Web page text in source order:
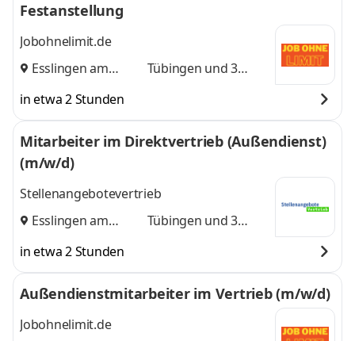
Festanstellung
Jobohnelimit.de
Esslingen am
Tübingen und 3
in etwa 2 Stunden
Mitarbeiter im Direktvertrieb (Außendienst)
(m/w/d)
Stellenangebotevertrieb
Esslingen am
Tübingen und 3
in etwa 2 Stunden
Außendienstmitarbeiter im Vertrieb (m/w/d)
Jobohnelimit.de